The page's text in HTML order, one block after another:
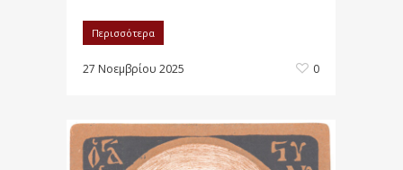
Περισσότερα
27 Νοεμβρίου 2025 0